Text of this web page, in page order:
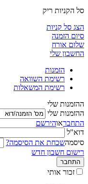
סל הקניות ריק
הצג סל קניות
סיום הזמנה
שלום אורח
החשבון שלי
הזמנות
רשימת השוואה
רשימת המשאלות
ההזמנות שלי
ההזמנות שלי
התחבראוהירשם
דוא"ל
סיסמהשכחת את הסיסמה?
רישום חשבון חדש
התחבר
זכור אותי